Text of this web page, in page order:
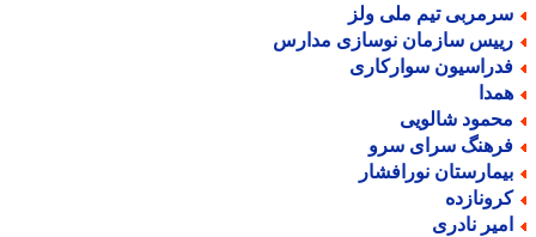
تیم ملی ولز
سازمان نوسازی مدارس
سوارکاری
شالویی
سرای سرو
نورافشار
نادری